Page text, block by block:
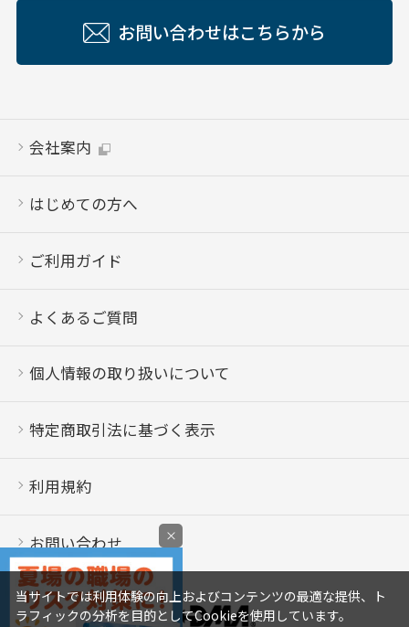
お問い合わせはこちらから
会社案内
はじめての方へ
ご利用ガイド
よくあるご質問
個人情報の取り扱いについて
特定商取引法に基づく表示
利用規約
お問い合わせ
当サイトでは利用体験の向上およびコンテンツの最適な提供、ト
ラフィックの分析を目的としてCookieを使用しています。
×